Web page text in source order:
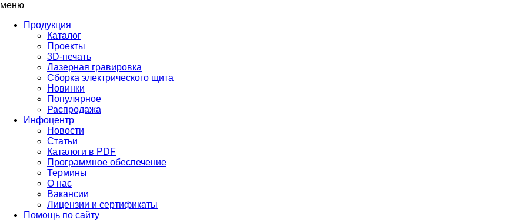
меню
Продукция
Каталог
Проекты
3D-печать
Лазерная гравировка
Сборка электрического щита
Новинки
Популярное
Распродажа
Инфоцентр
Новости
Статьи
Каталоги в PDF
Программное обеспечение
Термины
О нас
Вакансии
Лицензии и сертификаты
Помощь по сайту